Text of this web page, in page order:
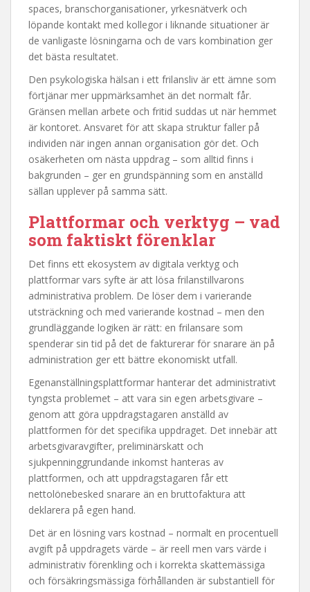
spaces, branschorganisationer, yrkesnätverk och
löpande kontakt med kollegor i liknande situationer är
de vanligaste lösningarna och de vars kombination ger
det bästa resultatet.
Den psykologiska hälsan i ett frilansliv är ett ämne som
förtjänar mer uppmärksamhet än det normalt får.
Gränsen mellan arbete och fritid suddas ut när hemmet
är kontoret. Ansvaret för att skapa struktur faller på
individen när ingen annan organisation gör det. Och
osäkerheten om nästa uppdrag – som alltid finns i
bakgrunden – ger en grundspänning som en anställd
sällan upplever på samma sätt.
Plattformar och verktyg – vad
som faktiskt förenklar
Det finns ett ekosystem av digitala verktyg och
plattformar vars syfte är att lösa frilanstillvarons
administrativa problem. De löser dem i varierande
utsträckning och med varierande kostnad – men den
grundläggande logiken är rätt: en frilansare som
spenderar sin tid på det de fakturerar för snarare än på
administration ger ett bättre ekonomiskt utfall.
Egenanställningsplattformar hanterar det administrativt
tyngsta problemet – att vara sin egen arbetsgivare –
genom att göra uppdragstagaren anställd av
plattformen för det specifika uppdraget. Det innebär att
arbetsgivaravgifter, preliminärskatt och
sjukpenninggrundande inkomst hanteras av
plattformen, och att uppdragstagaren får ett
nettolönebesked snarare än en bruttofaktura att
deklarera på egen hand.
Det är en lösning vars kostnad – normalt en procentuell
avgift på uppdragets värde – är reell men vars värde i
administrativ förenkling och i korrekta skattemässiga
och försäkringsmässiga förhållanden är substantiell för